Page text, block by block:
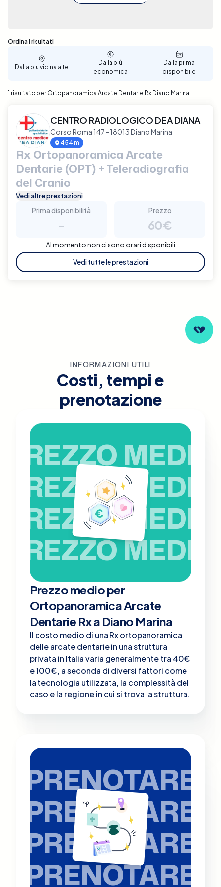
Sono stati trovati 1 risultati
Ordina i risultati
Dalla più vicina a te
Dalla più
economica
Dalla prima
disponibile
1 risultato per Ortopanoramica Arcate Dentarie Rx Diano Marina
CENTRO RADIOLOGICO DEA DIANA
Corso Roma 147 - 18013 Diano Marina
454 m
Rx Ortopanoramica Arcate
Dentarie (OPT) + Teleradiografia
del Cranio
Vedi altre prestazioni
Prima disponibilità
-
Prezzo
60€
Al momento non ci sono orari disponibili
Vedi tutte le prestazioni
INFORMAZIONI UTILI
Costi, tempi e
prenotazione
PREZZO MEDIO
PREZZO MEDIO
PREZZO MEDIO
PREZZO MEDIO
Prezzo medio per
Ortopanoramica Arcate
Dentarie Rx a Diano Marina
Il costo medio di una Rx ortopanoramica
delle arcate dentarie in una struttura
privata in Italia varia generalmente tra 40€
e 100€, a seconda di diversi fattori come
la tecnologia utilizzata, la complessità del
caso e la regione in cui si trova la struttura​.
PRENOTARE
PRENOTARE
PRENOTARE
PRENOTARE